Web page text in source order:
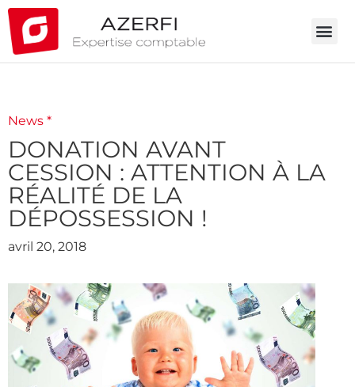
News *
DONATION AVANT
CESSION : ATTENTION À LA
RÉALITÉ DE LA
DÉPOSSESSION !
avril 20, 2018